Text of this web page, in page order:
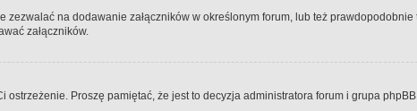
na dodawanie załączników w określonym forum, lub też
załączników.
Proszę pamiętać, że jest to decyzja administratora forum i grupa